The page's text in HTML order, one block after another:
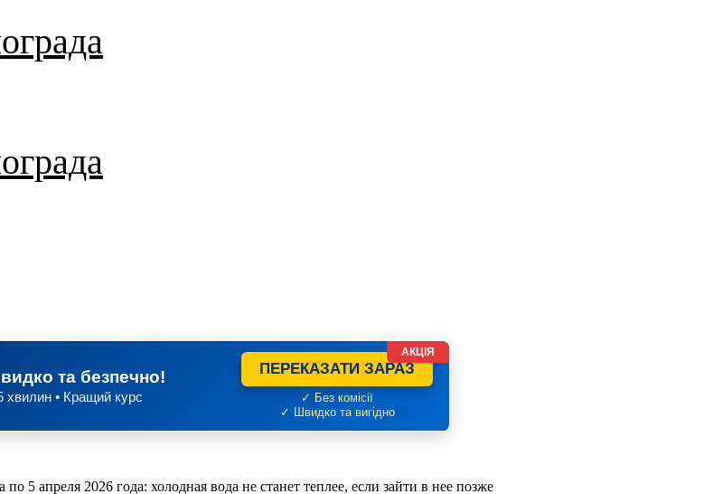
та безпечно!
хвилин • Кращий курс
ПЕРЕКАЗАТИ ЗАРАЗ
✓ Без комісії
✓ Швидко та вигідно
АКЦІЯ
5 апреля 2026 года: холодная вода не станет теплее, если зайти в нее позже